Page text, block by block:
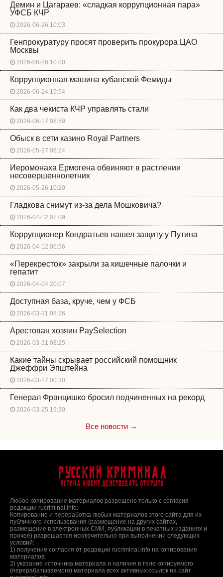
Демин и Цагараев: «сладкая коррупционная пара»
УФСБ КЧР
2026-06-26 10:03
Генпрокуратуру просят проверить прокурора ЦАО
Москвы
2026-06-26 10:00
Коррупционная машина кубанской Фемиды
2026-06-24 15:54
Как два чекиста КЧР управлять стали
2026-06-17 08:59
Обыск в сети казино Royal Partners
2026-05-27 06:24
Иеромонаха Ермогена обвиняют в растлении
несовершеннолетних
2026-05-26 10:20
Гладкова снимут из-за дела Мошковича?
2026-04-12 07:09
Коррупционер Кондратьев нашел защиту у Путина
2026-04-12 06:56
«Перекресток» закрыли за кишечные палочки и
гепатит
2026-04-04 20:07
Доступная база, круче, чем у ФСБ
2026-03-31 08:26
Арестован хозяин PaySelection
2026-03-31 08:25
Какие тайны скрывает российский помощник
Джеффри Эпштейна
2026-03-27 00:30
Генерал Францишко бросил подчиненных на рекорд
2026-03-25 19:30
Все новости →
Русский Криминал
Истина любит действовать открыто
Любое копирование материалов разрешено только с согласия
редакции rucriminal.info.
Копирование и переработка любых материалов этого сайта для их
публичного использования (размещение на других сайтах,
размещение в электронных СМИ, публикации в печатных изданиях и
прочее) разрешается исключительно при выполнении следующих
условий:
1) получение согласия от редакции rucriminal.info на копирование
материалов;
2) указание источника материала и наличие в теле копируемого
(перерабатываемого) материала всех активных ссылок на сайт